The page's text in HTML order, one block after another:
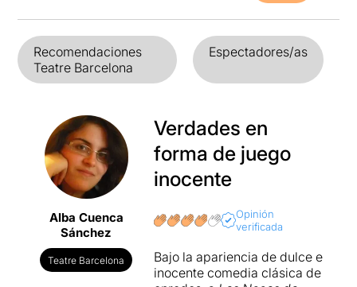
Recomendaciones
Teatre Barcelona
Espectadores/as
Alba Cuenca
Sánchez
Teatre Barcelona
Verdades en
forma de juego
inocente
Opinión
verificada
Bajo la apariencia de dulce e
inocente comedia clásica de